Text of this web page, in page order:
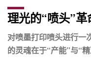
理光的“喷头”革
对喷墨打印喷头进行一
的灵魂在于“产能”与“